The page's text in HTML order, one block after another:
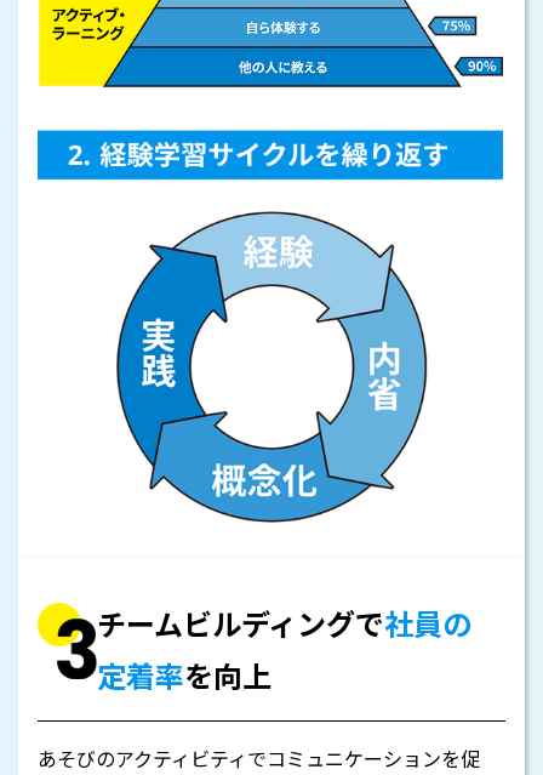
チームビルディングで社員の
定着率を向上
あそびのアクティビティでコミュニケーションを促